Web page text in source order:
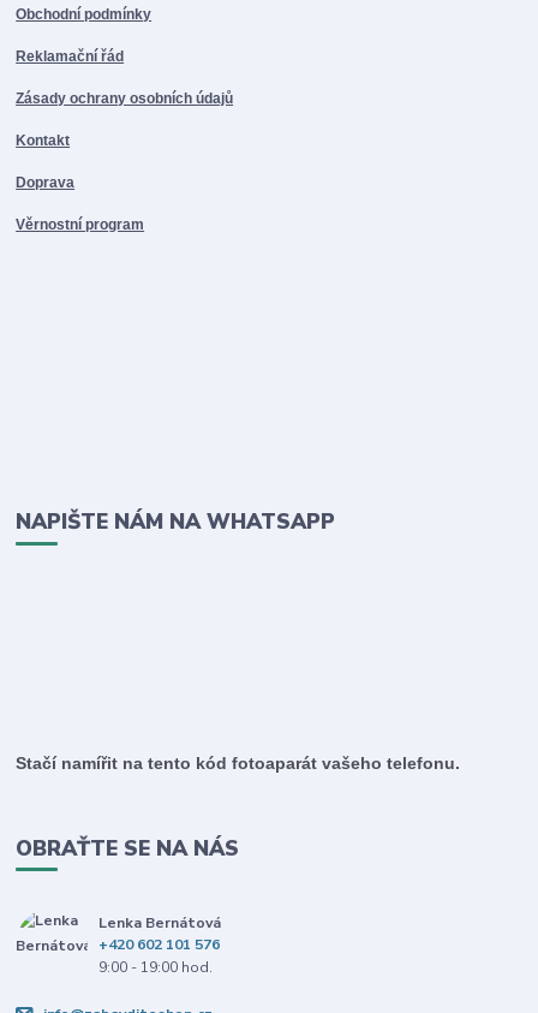
Obchodní podmínky
Reklamační řád
Zásady ochrany osobních údajů
Kontakt
Doprava
Věrnostní program
NAPIŠTE NÁM NA WHATSAPP
Stačí namířit na tento kód fotoaparát vašeho telefonu.
OBRAŤTE SE NA NÁS
Lenka Bernátová
+420 602 101 576
9:00 - 19:00 hod.